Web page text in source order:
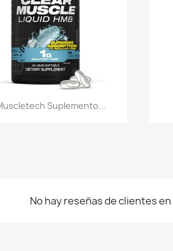
Vista rápida
Suplemento...
No hay reseñas de clientes